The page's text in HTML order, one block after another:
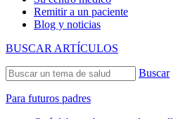
Remitir a un paciente
Blog y noticias
BUSCAR ARTÍCULOS
Buscar
Para futuros padres